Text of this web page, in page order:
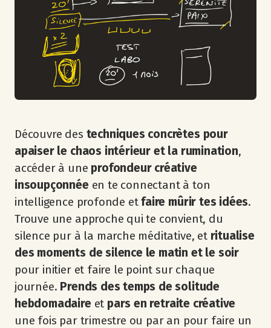
Découvre des techniques concrètes pour
apaiser le chaos intérieur et la rumination,
accéder à une profondeur créative
insoupçonnée en te connectant à ton
intelligence profonde etfaire mûrir tes idées.
Trouve une approche qui te convient, du
silence pur à la marche méditative, et ritualise
des moments de silence le matin et le soir
pour initier et faire le point sur chaque
journée. Prends des temps de solitude
hebdomadaire et pars en retraite créative
une fois par trimestre ou par an pour faire un